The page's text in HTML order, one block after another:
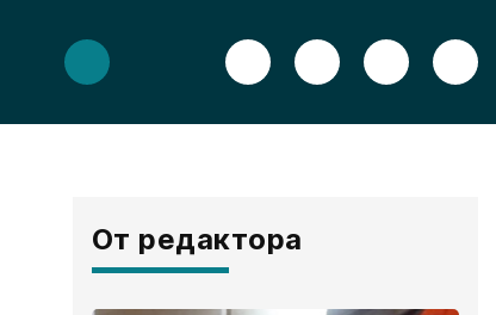
От редактора